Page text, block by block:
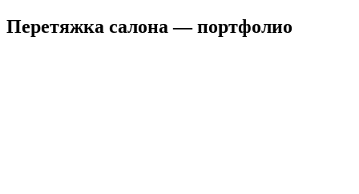
Перетяжка салона — портфолио